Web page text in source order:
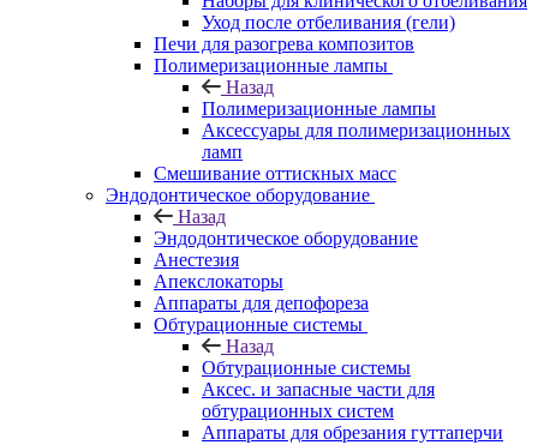
Уход после отбеливания (гели)
Печи для разогрева композитов
Полимеризационные лампы
Назад
Полимеризационные лампы
Аксессуары для полимеризационных
ламп
Смешивание оттискных масс
Эндодонтическое оборудование
Назад
Эндодонтическое оборудование
Анестезия
Апекслокаторы
Аппараты для депофореза
Обтурационные системы
Назад
Обтурационные системы
Аксес. и запасные части для
обтурационных систем
Аппараты для обрезания гуттаперчи